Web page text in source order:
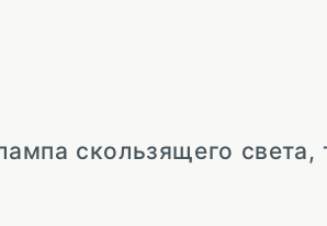
скользящего света,